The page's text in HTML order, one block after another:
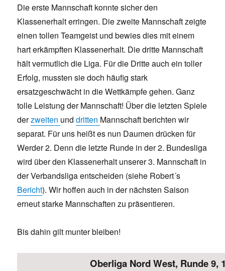
Die erste Mannschaft konnte sicher den
Klassenerhalt erringen. Die zweite Mannschaft zeigte
einen tollen Teamgeist und bewies dies mit einem
hart erkämpften Klassenerhalt. Die dritte Mannschaft
hält vermutlich die Liga. Für die Dritte auch ein toller
Erfolg, mussten sie doch häufig stark
ersatzgeschwächt in die Wettkämpfe gehen. Ganz
tolle Leistung der Mannschaft! Über die letzten Spiele
derzweiten unddritten Mannschaft berichten wir
separat. Für uns heißt es nun Daumen drücken für
Werder 2. Denn die letzte Runde in der 2. Bundesliga
wird über den Klassenerhalt unserer 3. Mannschaft in
der Verbandsliga entscheiden (siehe Robert´s
Bericht). Wir hoffen auch in der nächsten Saison
erneut starke Mannschaften zu präsentieren.
Bis dahin gilt munter bleiben!
Oberliga Nord West, Runde 9,